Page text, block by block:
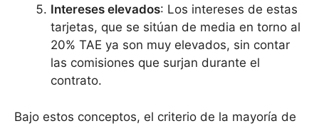
Intereses elevados: Los intereses de estas
tarjetas, que se sitúan de media en torno al
20% TAE ya son muy elevados, sin contar
las comisiones que surjan durante el
contrato.
Bajo estos conceptos, el criterio de la mayoría de